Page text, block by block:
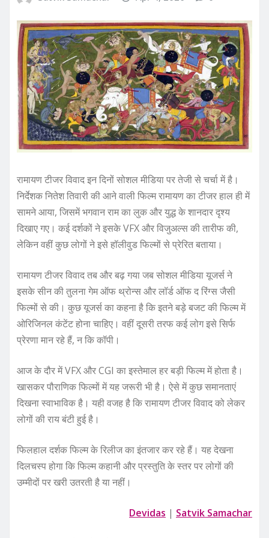
रामायण टीजर विवाद इन दिनों सोशल मीडिया पर तेजी से चर्चा में है।
निर्देशक नितेश तिवारी की आने वाली फिल्म रामायण का टीजर हाल ही में
सामने आया, जिसमें भगवान राम का लुक और युद्ध के शानदार दृश्य
दिखाए गए। कई दर्शकों ने इसके VFX और विजुअल्स की तारीफ की,
लेकिन वहीं कुछ लोगों ने इसे हॉलीवुड फिल्मों से प्रेरित बताया।
रामायण टीजर विवाद तब और बढ़ गया जब सोशल मीडिया यूजर्स ने
इसके सीन की तुलना गेम ऑफ थ्रोन्स और लॉर्ड ऑफ द रिंग्स जैसी
फिल्मों से की। कुछ यूजर्स का कहना है कि इतने बड़े बजट की फिल्म में
ओरिजिनल कंटेंट होना चाहिए। वहीं दूसरी तरफ कई लोग इसे सिर्फ
प्रेरणा मान रहे हैं, न कि कॉपी।
आज के दौर में VFX और CGI का इस्तेमाल हर बड़ी फिल्म में होता है।
खासकर पौराणिक फिल्मों में यह जरूरी भी है। ऐसे में कुछ समानताएं
दिखना स्वाभाविक है। यही वजह है कि रामायण टीजर विवाद को लेकर
लोगों की राय बंटी हुई है।
फिलहाल दर्शक फिल्म के रिलीज का इंतजार कर रहे हैं। यह देखना
दिलचस्प होगा कि फिल्म कहानी और प्रस्तुति के स्तर पर लोगों की
उम्मीदों पर खरी उतरती है या नहीं।
Devidas | Satvik Samachar